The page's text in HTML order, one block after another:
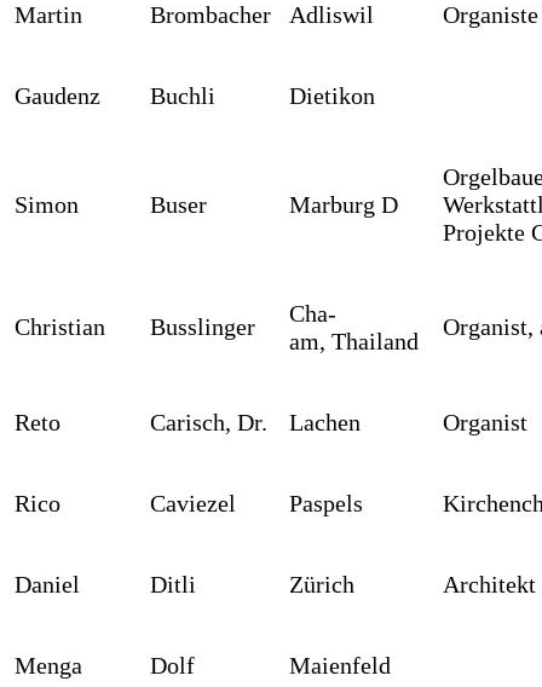
Martin Brombacher Adliswil
Gaudenz Buchli Dietikon
Simon Buser Marburg D
Projekte
Christian Busslinger
Cha-
am, Thailand
Organist,
Reto Carisch, Dr. Lachen Organist
Rico Caviezel Paspels
Daniel Ditli Zürich Architekt
Menga Dolf Maienfeld